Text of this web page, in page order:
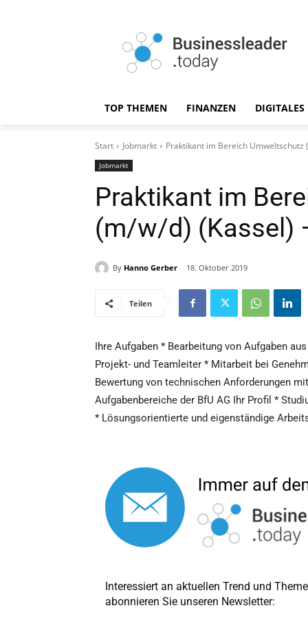
TOP THEMEN FINANZEN DIGITALES
Start Jobmarkt Praktikant im Bereich Umweltschutz
Jobmarkt
Praktikant im
(m/w/d) (Kassel)
By Hanno Gerber 18. Oktober 2019
Teilen
Ihre Aufgaben * Bearbeitung von Aufgaben
Projekt- und Teamleiter * Mitarbeit bei
Bewertung von technischen Anforderungen
Aufgabenbereiche der BfU AG Ihr Profil *
* Lösungsorientierte und eigenständige
Interessiert an aktuellen Trend und
abonnieren Sie unseren Newsletter: